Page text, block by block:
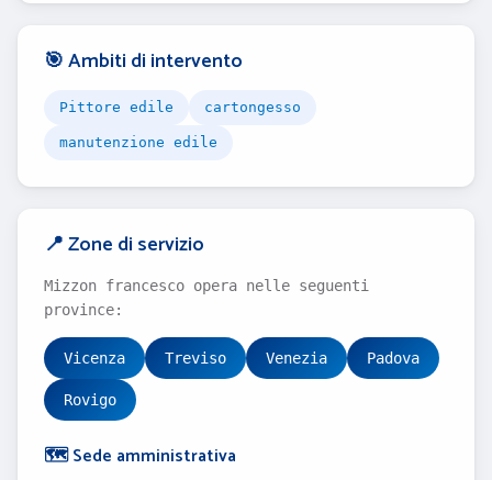
🎯 Ambiti di intervento
Pittore edile cartongesso
manutenzione edile
📍 Zone di servizio
Mizzon francesco opera nelle seguenti
province:
Vicenza Treviso Venezia Padova
Rovigo
🗺️ Sede amministrativa